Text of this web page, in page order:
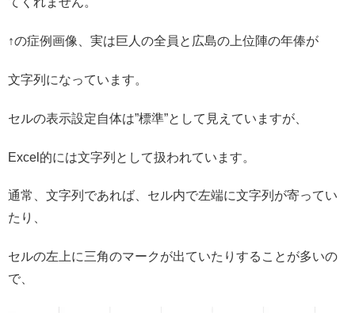
↑の症例画像、実は巨人の全員と広島の上位陣の年俸が
文字列になっています。
セルの表示設定自体は”標準”として見えていますが、
Excel的には文字列として扱われています。
通常、文字列であれば、セル内で左端に文字列が寄ってい
たり、
セルの左上に三角のマークが出ていたりすることが多いの
で、